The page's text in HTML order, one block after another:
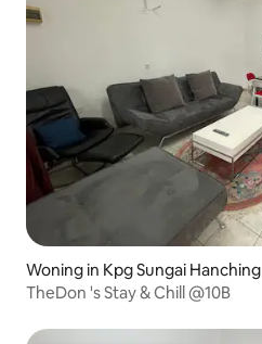
Woning in Kpg Sungai Hanching
TheDon 's Stay & Chill @10B